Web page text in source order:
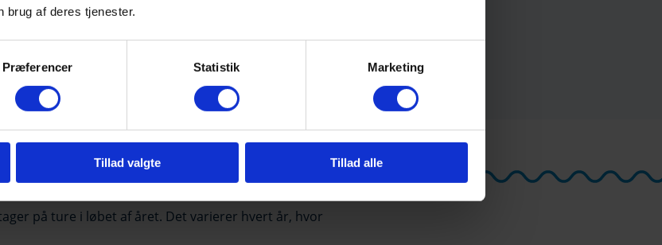
brug af deres tjenester.
Præferencer Statistik Marketing
Tillad valgte Tillad alle
tager på ture i løbet af året. Det varierer hvert år, hvor